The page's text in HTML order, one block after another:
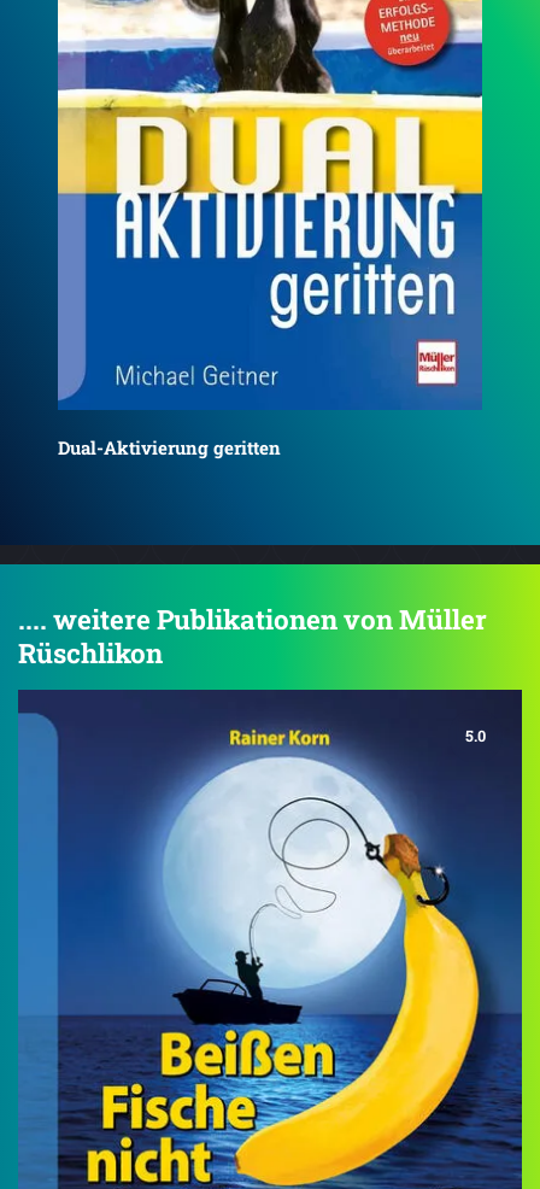
Dualini®
.... weitere Publikationen von Müller
Rüschlikon
5.0